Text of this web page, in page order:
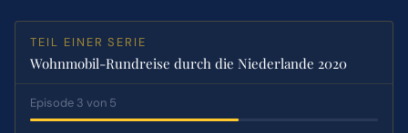
TEIL EINER SERIE
Wohnmobil-Rundreise durch die Niederlande 2020
Episode 3 von 5